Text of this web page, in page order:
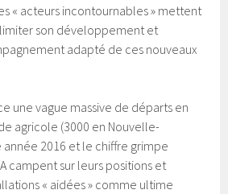
« acteurs incontournables » mettent
son développement et
adapté de ces nouveaux
une vague massive de départs en
agricole (3000 en Nouvelle-
année 2016 et le chiffre grimpe
campent sur leurs positions et
« aidées » comme ultime